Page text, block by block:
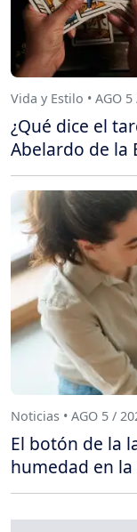
Vida y Estilo • AGO
¿Qué dice el
Abelardo de la
Noticias • AGO 5 /
El botón de la
humedad en